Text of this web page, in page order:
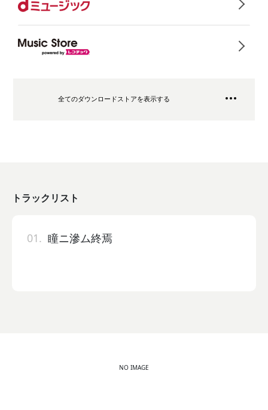
全てのダウンロードストアを表示する
トラックリスト
01. 瞳ニ滲ム終焉
NO IMAGE